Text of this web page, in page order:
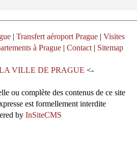
| Transfert aéroport Prague| Visites
à Prague | Contact | Sitemap
VILLE DE PRAGUE <-
ou complète des contenus de ce site
est formellement interdite
by InSiteCMS